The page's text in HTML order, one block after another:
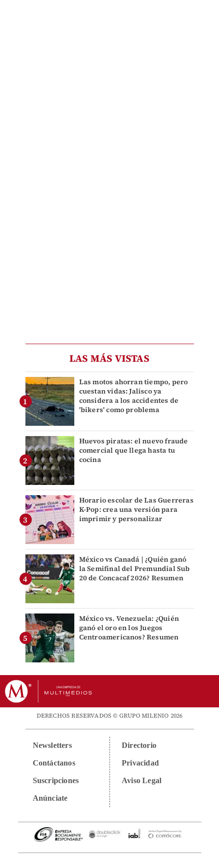
LAS MÁS VISTAS
Las motos ahorran tiempo, pero
cuestan vidas: Jalisco ya
considera a los accidentes de
'bikers' como problema
Huevos piratas: el nuevo fraude
comercial que llega hasta tu
cocina
Horario escolar de Las Guerreras
K-Pop: crea una versión para
imprimir y personalizar
México vs Canadá | ¿Quién ganó
la Semifinal del Premundial Sub
20 de Concacaf 2026? Resumen
México vs. Venezuela: ¿Quién
ganó el oro en los Juegos
Centroamericanos? Resumen
DERECHOS RESERVADOS © GRUPO MILENIO 2026
Newsletters
Contáctanos
Suscripciones
Anúnciate
Directorio
Privacidad
Aviso Legal